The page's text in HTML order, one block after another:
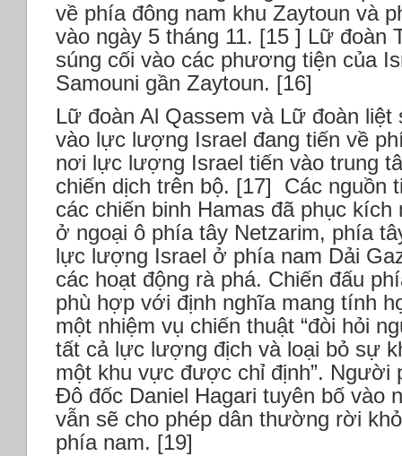
về phía đông nam khu Zaytoun và
vào ngày 5 tháng 11. [15 ] Lữ đoàn
súng cối vào các phương tiện của
Samouni gần Zaytoun. [16]
Lữ đoàn Al Qassem và Lữ đoàn liệt
vào lực lượng Israel đang tiến về
nơi lực lượng Israel tiến vào trung
chiến dịch trên bộ. [17] Các nguồn
các chiến binh Hamas đã phục
ở ngoại ô phía tây Netzarim, phía
lực lượng Israel ở phía nam Dải
các hoạt động rà phá. Chiến đấu
phù hợp với định nghĩa mang tính
một nhiệm vụ chiến thuật “đòi hỏi
tất cả lực lượng địch và loại bỏ sự
một khu vực được chỉ định”. Người
Đô đốc Daniel Hagari tuyên bố vào
vẫn sẽ cho phép dân thường rời
phía nam. [19]